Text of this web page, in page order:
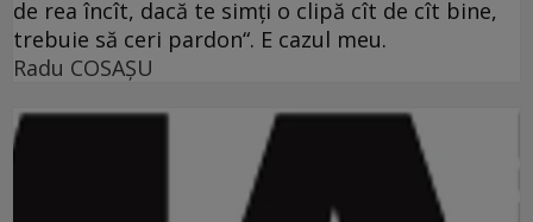
de rea încît, dacă te simţi o clipă cît de cît bine,
trebuie să ceri pardon“. E cazul meu.
Radu COSAŞU